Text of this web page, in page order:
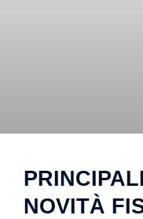
NOVITÀ